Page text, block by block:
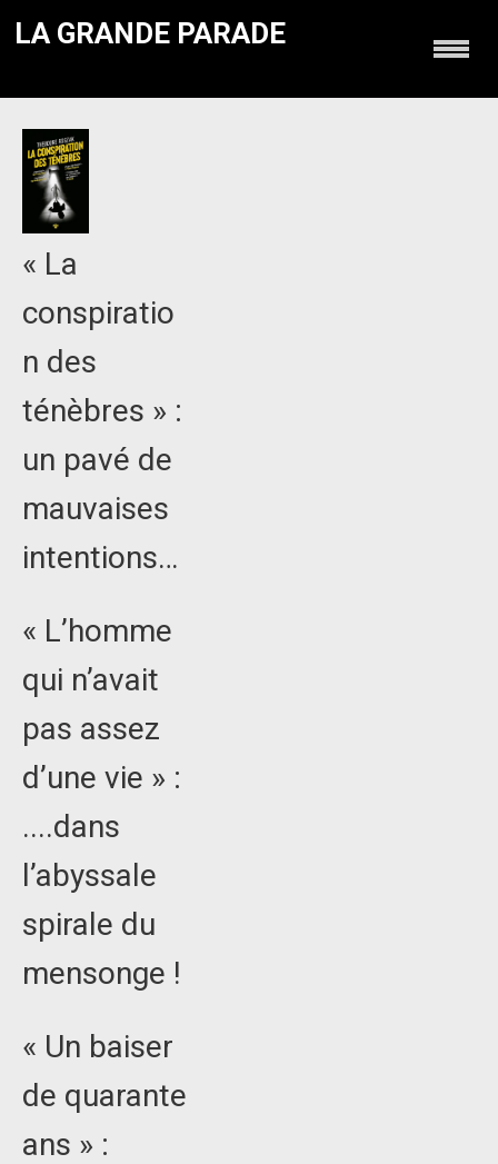
LA GRANDE PARADE
« La
conspiratio
n des
ténèbres » :
un pavé de
mauvaises
intentions…
« L’homme
qui n’avait
pas assez
d’une vie » :
....dans
l’abyssale
spirale du
mensonge !
« Un baiser
de quarante
ans » :